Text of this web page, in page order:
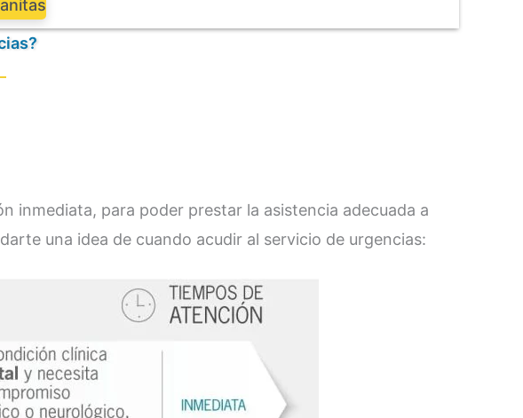
inmediata, para poder prestar la asistencia adecuada a
una idea de cuando acudir al servicio de urgencias: